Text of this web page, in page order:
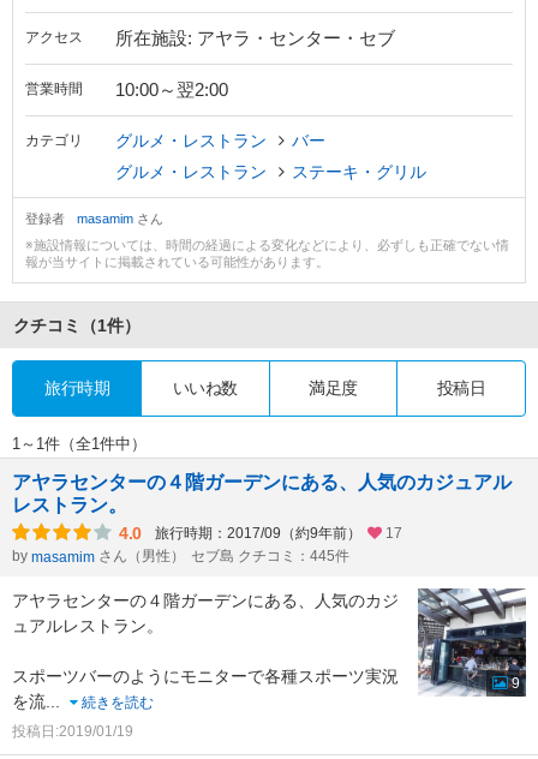
アクセス 所在施設: アヤラ・センター・セブ
営業時間 10:00～翌2:00
カテゴリ グルメ・レストラン
バー
グルメ・レストラン
ステーキ・グリル
登録者 masamim さん
※施設情報については、時間の経過による変化などにより、必ずしも正確でない情
報が当サイトに掲載されている可能性があります。
クチコミ （1件）
旅行時期 いいね数 満足度 投稿日
1～1件（全1件中）
アヤラセンターの４階ガーデンにある、人気のカジュアル
レストラン。
4.0 旅行時期：2017/09（約9年前）
17
by masamim さん（男性） セブ島 クチコミ：445件
アヤラセンターの４階ガーデンにある、人気のカジ
ュアルレストラン。
スポーツバーのようにモニターで各種スポーツ実況
を流...
続きを読む
投稿日:2019/01/19
9